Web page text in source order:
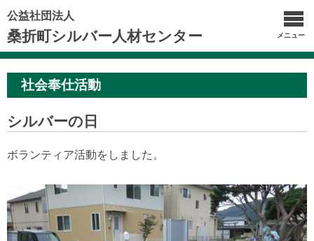
公益社団法人
桑折町シルバー人材センター メニュー
社会奉仕活動
シルバーの日
ボランティア活動をしました。